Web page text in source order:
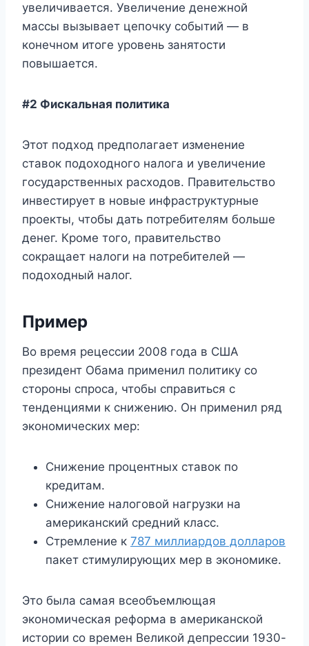
увеличивается. Увеличение денежной
массы вызывает цепочку событий — в
конечном итоге уровень занятости
повышается.
#2 Фискальная политика
Этот подход предполагает изменение
ставок подоходного налога и увеличение
государственных расходов. Правительство
инвестирует в новые инфраструктурные
проекты, чтобы дать потребителям больше
денег. Кроме того, правительство
сокращает налоги на потребителей —
подоходный налог.
Пример
Во время рецессии 2008 года в США
президент Обама применил политику со
стороны спроса, чтобы справиться с
тенденциями к снижению. Он применил ряд
экономических мер:
Снижение процентных ставок по
кредитам.
Снижение налоговой нагрузки на
американский средний класс.
Стремление к 787 миллиардов долларов
пакет стимулирующих мер в экономике.
Это была самая всеобъемлющая
экономическая реформа в американской
истории со времен Великой депрессии 1930-